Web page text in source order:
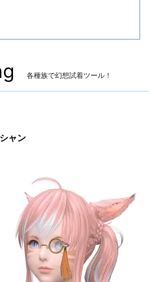
各種族で幻想試着ツール！
ャン